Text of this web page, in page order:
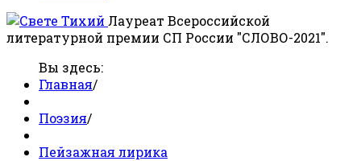
Лауреат Всероссийской
литературной премии СП России "СЛОВО-2021".
Вы здесь:
Главная/
Поэзия/
Пейзажная лирика